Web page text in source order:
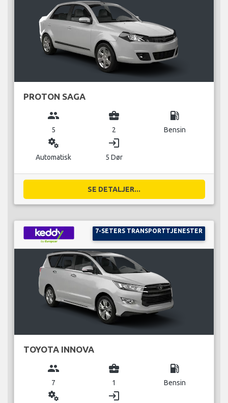
PROTON SAGA
group
5
business_center
2
local_gas_station
Bensin
miscellaneous_services
Automatisk
login
5 Dør
SE DETALJER...
7-SETERS TRANSPORTTJENESTER
TOYOTA INNOVA
group
7
business_center
1
local_gas_station
Bensin
miscellaneous_services login